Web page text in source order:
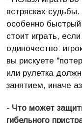
встрясках
особенно
стоит играть,
одиночество:
вы рискуете
или рулетка
занятием, иначе
- Что может
гибельного